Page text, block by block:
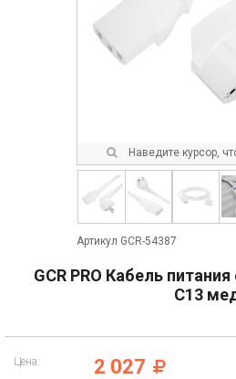
Наведите курсор,
Артикул GCR-54387
GCR PRO Кабель
С13
Цена: 2 027